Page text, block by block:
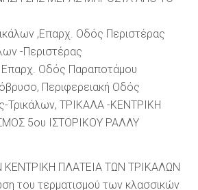
,Επαρχ. Οδός Περιστέρας
-Περιστέρας
Επαρχ. Οδός Παραποτάμου
Περιφερειακή Οδός
Τρικάλων, ΤΡΙΚΑΛΑ -ΚΕΝΤΡΙΚΗ
5ου ΙΣΤΟΡΙΚΟΥ ΡΑΛΛΥ
ΠΛΑΤΕΙΑ ΤΩΝ ΤΡΙΚΑΛΩΝ
του τερματισμού των κλασσικών